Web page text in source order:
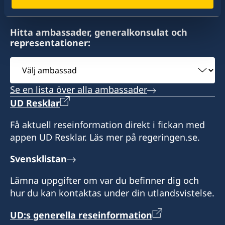
Hitta ambassader, generalkonsulat och
representationer:
Välj
ambassad
Se en lista över alla ambassader
UD Resklar
Få aktuell reseinformation direkt i fickan med
appen UD Resklar. Läs mer på regeringen.se.
Svensklistan
Lämna uppgifter om var du befinner dig och
hur du kan kontaktas under din utlandsvistelse.
UD:s generella reseinformation